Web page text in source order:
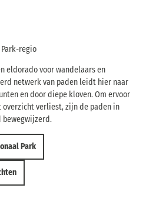
regio
eldorado voor wandelaars en
netwerk van paden leidt hier naar
en door diepe kloven. Om ervoor
verliest, zijn de paden in
bewegwijzerd.
Park